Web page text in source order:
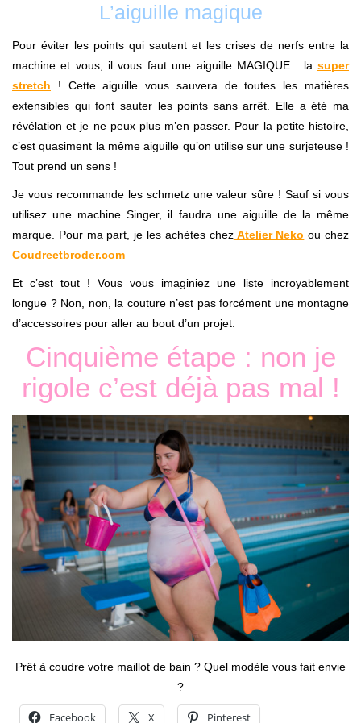
L’aiguille magique
Pour éviter les points qui sautent et les crises de nerfs entre la
machine et vous, il vous faut une aiguille MAGIQUE : la super
stretch ! Cette aiguille vous sauvera de toutes les matières
extensibles qui font sauter les points sans arrêt. Elle a été ma
révélation et je ne peux plus m’en passer. Pour la petite histoire,
c’est quasiment la même aiguille qu’on utilise sur une surjeteuse !
Tout prend un sens !
Je vous recommande les schmetz une valeur sûre ! Sauf si vous
utilisez une machine Singer, il faudra une aiguille de la même
marque. Pour ma part, je les achètes chezAtelier Neko ou chez
Coudreetbroder.com
Et c’est tout ! Vous vous imaginiez une liste incroyablement
longue ? Non, non, la couture n’est pas forcément une montagne
d’accessoires pour aller au bout d’un projet.
Cinquième étape : non je
rigole c’est déjà pas mal !
Prêt à coudre votre maillot de bain ? Quel modèle vous fait envie
?
Facebook X Pinterest